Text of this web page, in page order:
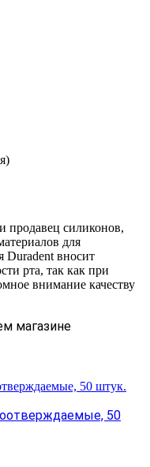
продавец силиконов,
для
Duradent вносит
рта, так как при
внимание качеству
магазине
50